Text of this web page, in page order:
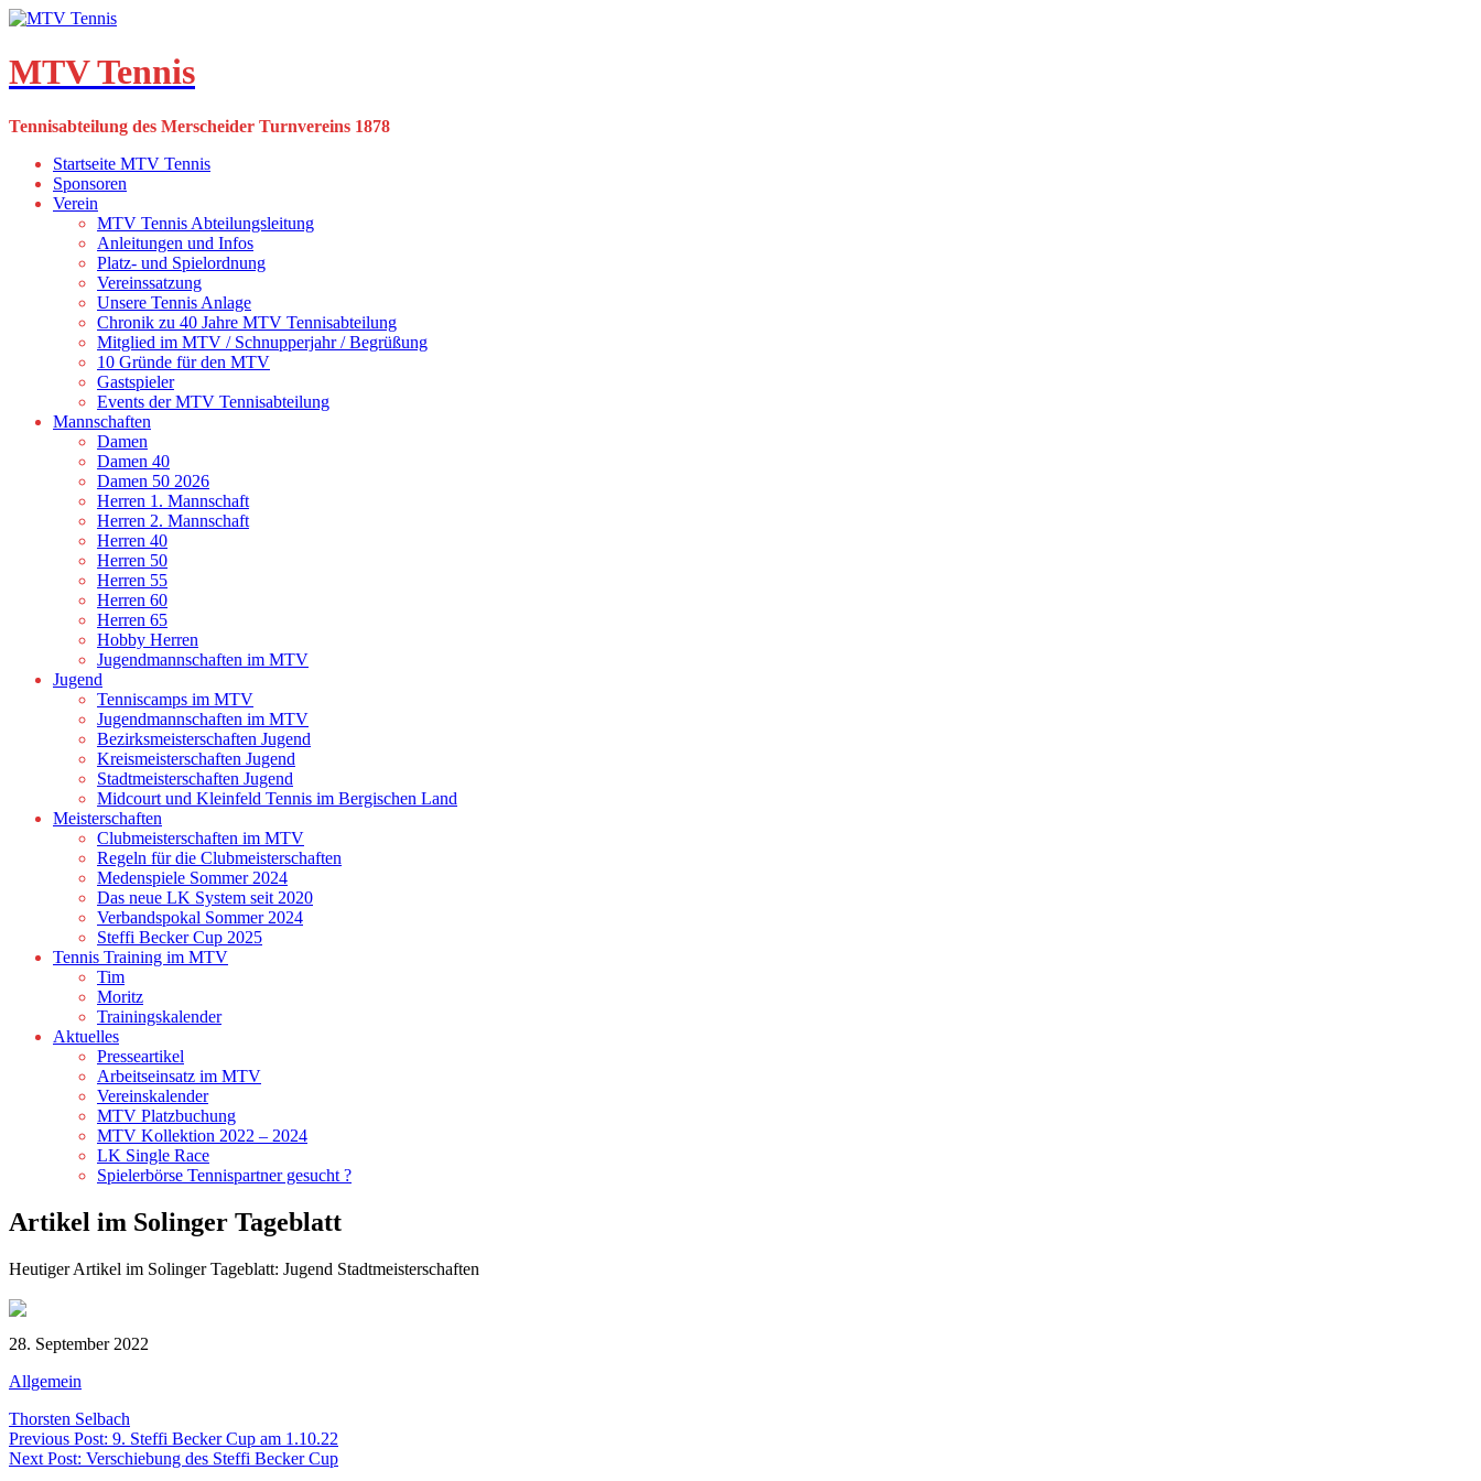
Skip
content
MTV Tennis
Tennisabteilung des Merscheider Turnvereins 1878
Startseite MTV Tennis
Sponsoren
Verein
MTV Tennis Abteilungsleitung
Anleitungen und Infos
Platz- und Spielordnung
Vereinssatzung
Unsere Tennis Anlage
Chronik zu 40 Jahre MTV Tennisabteilung
Mitglied im MTV / Schnupperjahr / Begrüßung
10 Gründe für den MTV
Gastspieler
Events der MTV Tennisabteilung
Mannschaften
Damen
Damen 40
Damen 50 2026
Herren 1. Mannschaft
Herren 2. Mannschaft
Herren 40
Herren 50
Herren 55
Herren 60
Herren 65
Hobby Herren
Jugendmannschaften im MTV
Jugend
Tenniscamps im MTV
Jugendmannschaften im MTV
Bezirksmeisterschaften Jugend
Kreismeisterschaften Jugend
Stadtmeisterschaften Jugend
Midcourt und Kleinfeld Tennis im Bergischen Land
Meisterschaften
Clubmeisterschaften im MTV
Regeln für die Clubmeisterschaften
Medenspiele Sommer 2024
Das neue LK System seit 2020
Verbandspokal Sommer 2024
Steffi Becker Cup 2025
Tennis Training im MTV
Tim
Moritz
Trainingskalender
Aktuelles
Presseartikel
Arbeitseinsatz im MTV
Vereinskalender
MTV Platzbuchung
MTV Kollektion 2022 – 2024
LK Single Race
Spielerbörse Tennispartner gesucht ?
Artikel im Solinger Tageblatt
Heutiger Artikel im Solinger Tageblatt: Jugend Stadtmeisterschaften
28. September 2022
Allgemein
Thorsten Selbach
Beitragsnavigation
Previous Post: 9. Steffi Becker Cup am 1.10.22
Next Post: Verschiebung des Steffi Becker Cup